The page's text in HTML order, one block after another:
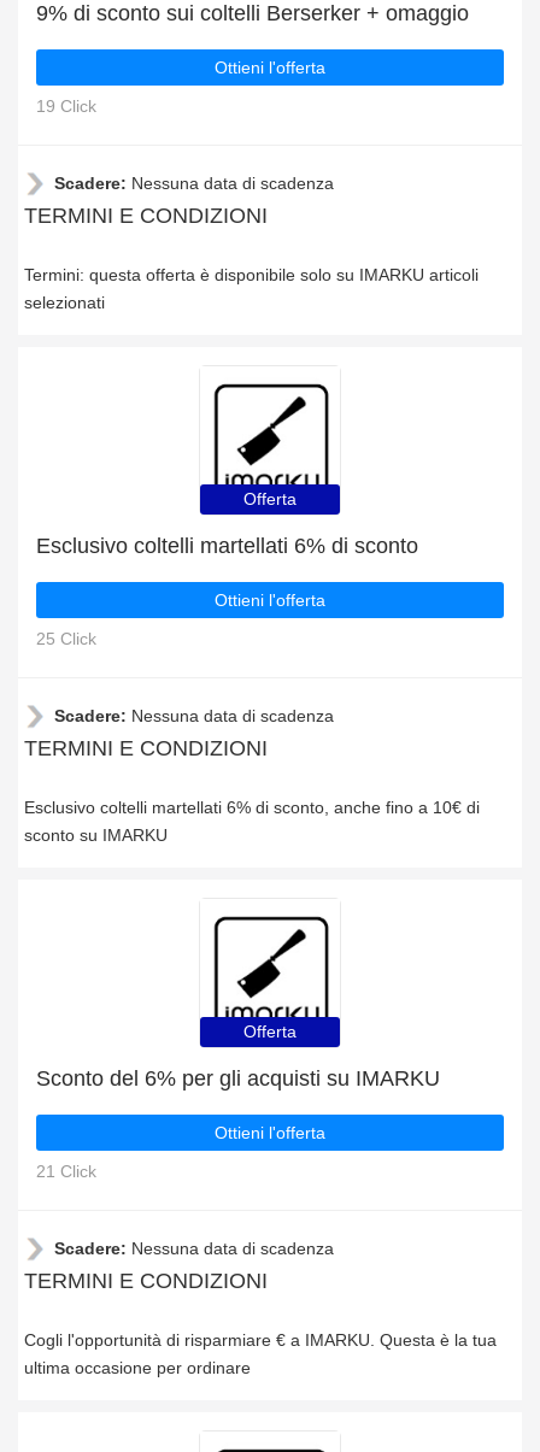
9% di sconto sui coltelli Berserker + omaggio
Ottieni l'offerta
19 Click
Scadere: Nessuna data di scadenza
TERMINI E CONDIZIONI
Termini: questa offerta è disponibile solo su IMARKU articoli
selezionati
Offerta
Esclusivo coltelli martellati 6% di sconto
Ottieni l'offerta
25 Click
Scadere: Nessuna data di scadenza
TERMINI E CONDIZIONI
Esclusivo coltelli martellati 6% di sconto, anche fino a 10€ di
sconto su IMARKU
Offerta
Sconto del 6% per gli acquisti su IMARKU
Ottieni l'offerta
21 Click
Scadere: Nessuna data di scadenza
TERMINI E CONDIZIONI
Cogli l'opportunità di risparmiare € a IMARKU. Questa è la tua
ultima occasione per ordinare